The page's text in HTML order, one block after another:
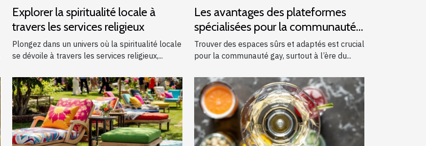
Explorer la spiritualité locale à
travers les services religieux
Plongez dans un univers où la spiritualité locale
se dévoile à travers les services religieux,...
Les avantages des plateformes
spécialisées pour la communauté
gay
Trouver des espaces sûrs et adaptés est crucial
pour la communauté gay, surtout à l’ère du...